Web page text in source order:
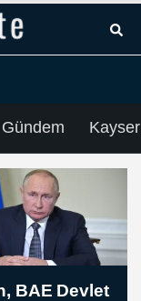
Gündem
FOMGET'te